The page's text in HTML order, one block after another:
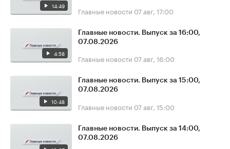
14:49 Главные новости 07 авг, 17:00
4:58
Главные новости. Выпуск за 16:00,
07.08.2026
Главные новости 07 авг, 16:00
10:48
Главные новости. Выпуск за 15:00,
07.08.2026
Главные новости 07 авг, 15:00
Главные новости. Выпуск за 14:00,
07.08.2026